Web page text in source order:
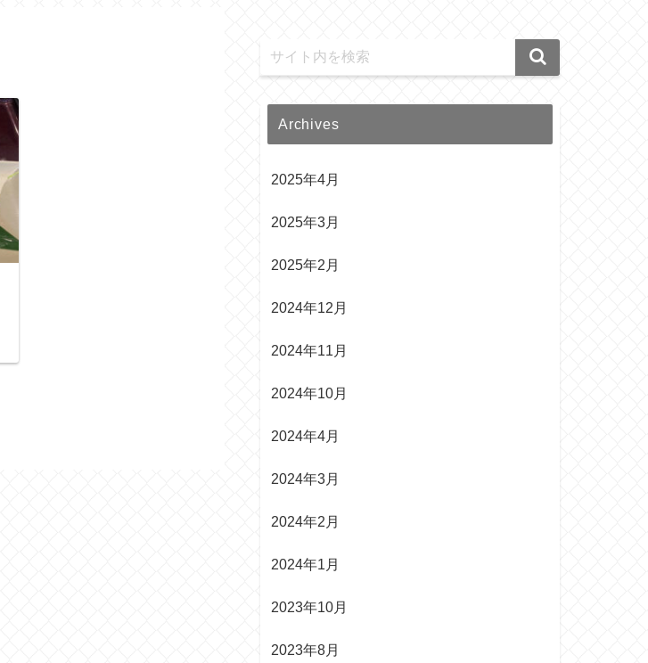
Archives
2025年4月
2025年3月
2025年2月
2024年12月
2024年11月
2024年10月
2024年4月
2024年3月
2024年2月
2024年1月
2023年10月
2023年8月